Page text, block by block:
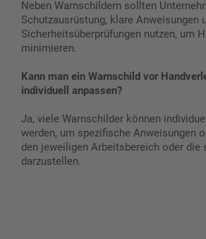
Neben Warnschildern sollten
Schutzausrüstung, klare Anweisungen
Sicherheitsüberprüfungen nutzen, um
minimieren.
Kann man ein Warnschild vor
individuell anpassen?
Ja, viele Warnschilder können
werden, um spezifische Anweisungen
den jeweiligen Arbeitsbereich oder die
darzustellen.